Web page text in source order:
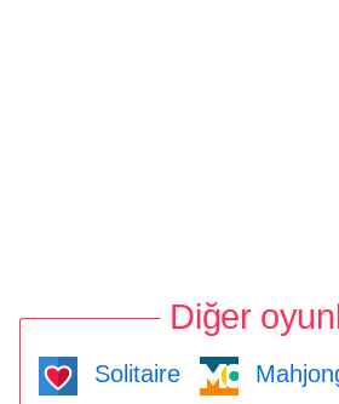
Diğer
Solitaire